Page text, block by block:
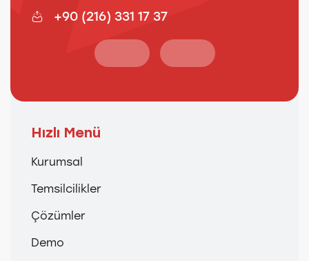
+90 (216) 331 17 37
Hızlı Menü
Kurumsal
Temsilcilikler
Çözümler
Demo